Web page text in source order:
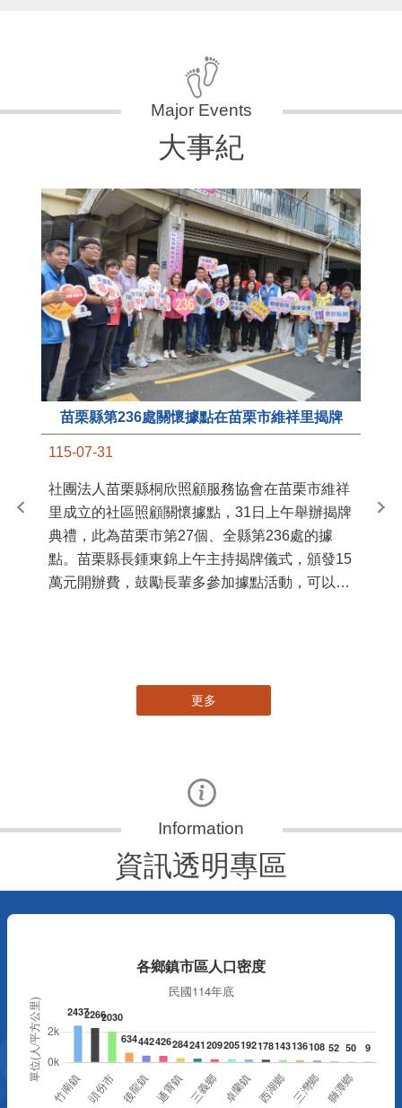
大事紀
苗栗縣第236處關懷據點在苗栗市維祥里揭牌
115-07-31
社團法人苗栗縣桐欣照顧服務協會在苗栗市維祥
里成立的社區照顧關懷據點，31日上午舉辦揭牌
典禮，此為苗栗市第27個、全縣第236處的據
點。苗栗縣長鍾東錦上午主持揭牌儀式，頒發15
萬元開辦費，鼓勵長輩多參加據點活動，可以更
苗
更多
資訊透明專區